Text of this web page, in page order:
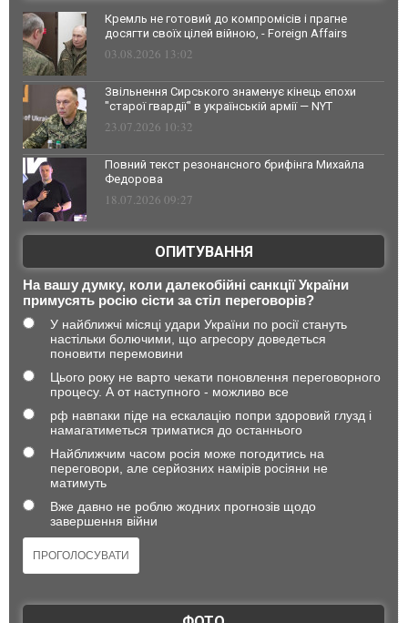
Кремль не готовий до компромісів і прагне
досягти своїх цілей війною, - Foreign Affairs
03.08.2026 13:02
Звільнення Сирського знаменує кінець епохи
"старої гвардії" в українській армії — NYT
23.07.2026 10:32
Повний текст резонансного брифінга Михайла
Федорова
18.07.2026 09:27
ОПИТУВАННЯ
На вашу думку, коли далекобійні санкції України
примусять росію сісти за стіл переговорів?
У найближчі місяці удари України по росії стануть
настільки болючими, що агресору доведеться
поновити перемовини
Цього року не варто чекати поновлення переговорного
процесу. А от наступного - можливо все
рф навпаки піде на ескалацію попри здоровий глузд і
намагатиметься триматися до останнього
Найближчим часом росія може погодитись на
переговори, але серйозних намірів росіяни не
матимуть
Вже давно не роблю жодних прогнозів щодо
завершення війни